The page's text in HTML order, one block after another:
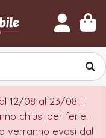
12/08 al 23/08 il
chiusi per ferie.
verranno evasi dal